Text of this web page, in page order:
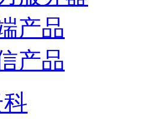
产品
产品